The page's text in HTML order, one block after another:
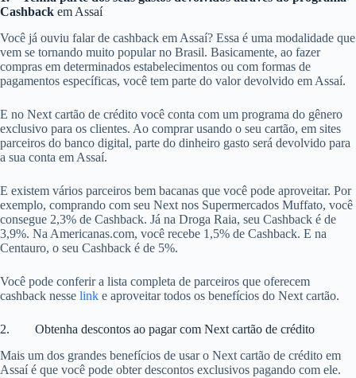
Cashback em Assaí
Você já ouviu falar de cashback em Assaí? Essa é uma modalidade que
vem se tornando muito popular no Brasil. Basicamente, ao fazer
compras em determinados estabelecimentos ou com formas de
pagamentos específicas, você tem parte do valor devolvido em Assaí.
E no Next cartão de crédito você conta com um programa do gênero
exclusivo para os clientes. Ao comprar usando o seu cartão, em sites
parceiros do banco digital, parte do dinheiro gasto será devolvido para
a sua conta em Assaí.
E existem vários parceiros bem bacanas que você pode aproveitar. Por
exemplo, comprando com seu Next nos Supermercados Muffato, você
consegue 2,3% de Cashback. Já na Droga Raia, seu Cashback é de
3,9%. Na Americanas.com, você recebe 1,5% de Cashback. E na
Centauro, o seu Cashback é de 5%.
Você pode conferir a lista completa de parceiros que oferecem
cashback nesse link e aproveitar todos os benefícios do Next cartão.
2. Obtenha descontos ao pagar com Next cartão de crédito
Mais um dos grandes benefícios de usar o Next cartão de crédito em
Assaí é que você pode obter descontos exclusivos pagando com ele.